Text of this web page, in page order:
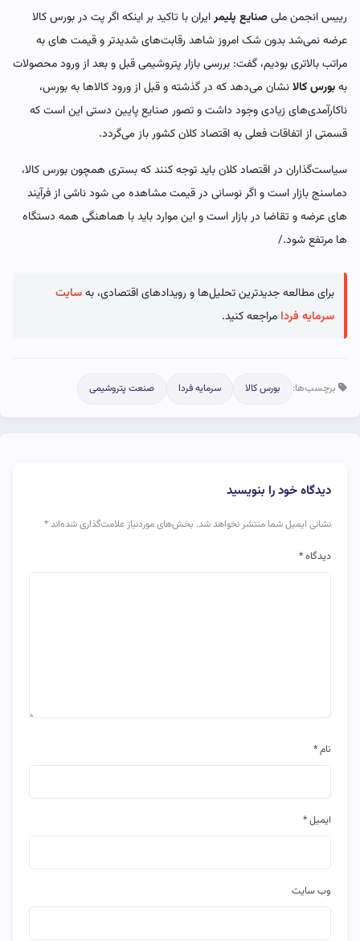
رییس انجمن ملیصنایع پلیمرایران با تاکید بر اینکه اگر پت در بورس کالا
عرضه نمی‌شد بدون شک امروز شاهد رقابت‌های شدیدتر و قیمت های به
مراتب بالاتری بودیم، گفت: بررسی بازار پتروشیمی قبل و بعد از ورود محصولات
بهبورس کالانشان می‌دهد که در گذشته و قبل از ورود کالاها به بورس،
ناکارآمدی‌های زیادی وجود داشت و تصور صنایع پایین دستی این است که
قسمتی از اتفاقات فعلی به اقتصاد کلان کشور باز می‌گردد.
سیاست‌گذاران در اقتصاد کلان باید توجه کنند که بستری همچون بورس کالا،
دماسنج بازار است و اگر نوسانی در قیمت مشاهده می شود ناشی از فرآیند
های عرضه و تقاضا در بازار است و این موارد باید با هماهنگی همه دستگاه
ها مرتفع شود./
برای مطالعه جدیدترین تحلیل‌ها و رویدادهای اقتصادی، بهسایت
سرمایه فردا مراجعه کنید.
برچسب‌ها: بورس کالا سرمایه فردا صنعت پتروشیمی
دیدگاه خود را بنویسید
نشانی ایمیل شما منتشر نخواهد شد. بخش‌های موردنیاز علامت‌گذاری شده‌اند*
دیدگاه*
نام*
ایمیل*
وب‌ سایت